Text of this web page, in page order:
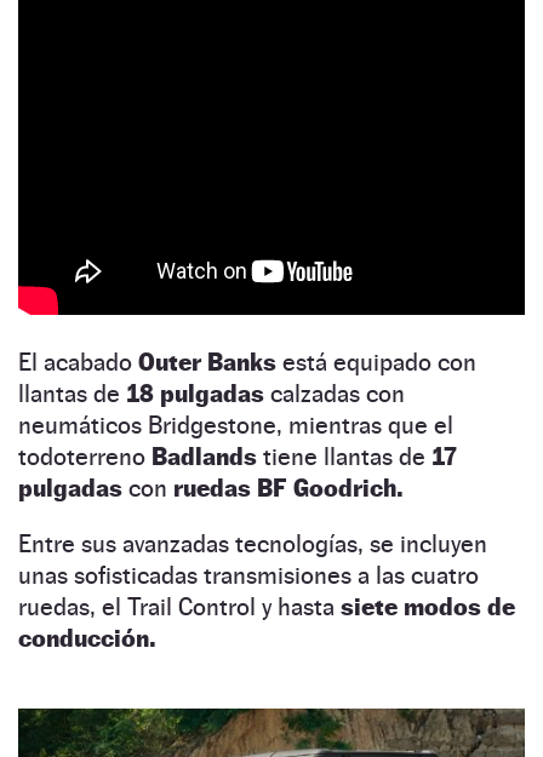
El acabado Outer Banks está equipado con
llantas de 18 pulgadas calzadas con
neumáticos Bridgestone, mientras que el
todoterreno Badlands tiene llantas de 17
pulgadas con ruedas BF Goodrich.
Entre sus avanzadas tecnologías, se incluyen
unas sofisticadas transmisiones a las cuatro
ruedas, el Trail Control y hasta siete modos de
conducción.